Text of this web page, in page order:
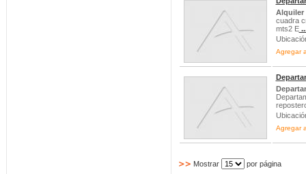
Alquiler
cuadra
mts2 E
Agregar
Agregar
Mostrar por página